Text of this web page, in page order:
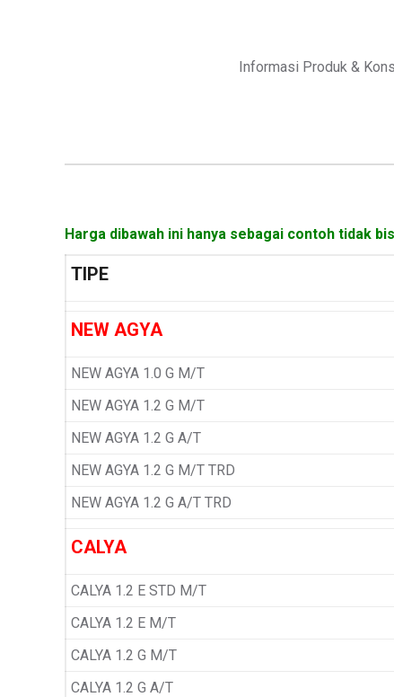
Informasi Produk &
Harga dibawah ini hanya sebagai contoh tidak
TIPE
NEW AGYA
NEW AGYA 1.0 G M/T
NEW AGYA 1.2 G M/T
NEW AGYA 1.2 G A/T
NEW AGYA 1.2 G M/T TRD
NEW AGYA 1.2 G A/T TRD
CALYA
CALYA 1.2 E STD M/T
CALYA 1.2 E M/T
CALYA 1.2 G M/T
CALYA 1.2 G A/T